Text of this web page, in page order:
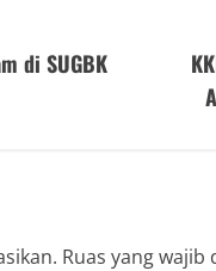
di SUGBK
Ruas yang wajib